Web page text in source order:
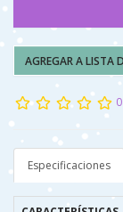
AGREGAR A LISTA
Especificaciones